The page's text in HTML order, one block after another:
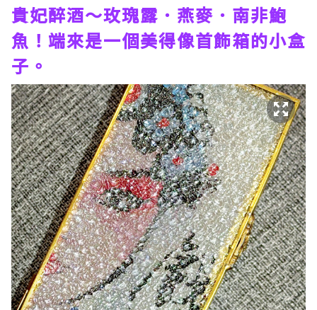
貴妃醉酒～玫瑰露．燕麥．南非鮑
魚！端來是一個美得像首飾箱的小盒
子。